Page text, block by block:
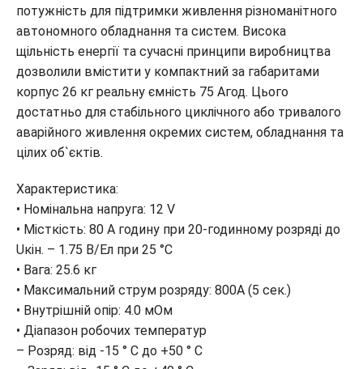
потужність для підтримки живлення різноманітного
автономного обладнання та систем. Висока
щільність енергії та сучасні принципи виробництва
дозволили вмістити у компактний за габаритами
корпус 26 кг реальну ємність 75 Агод. Цього
достатньо для стабільного циклічного або тривалого
аварійного живлення окремих систем, обладнання та
цілих об`єктів.
Характеристика:
• Номінальна напруга: 12 V
• Місткість: 80 A годину при 20-годинному розряді до
Uкін. – 1.75 В/Ел при 25 °С
• Вага: 25.6 кг
• Максимальний струм розряду: 800A (5 сек.)
• Внутрішній опір: 4.0 мОм
• Діапазон робочих температур
– Розряд: від -15 ° С до +50 ° С